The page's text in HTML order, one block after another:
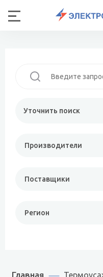
Уточнить поиск
Производители
Поставщики
Регион
Главная